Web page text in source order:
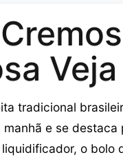
Veja
tradicional
e se
o